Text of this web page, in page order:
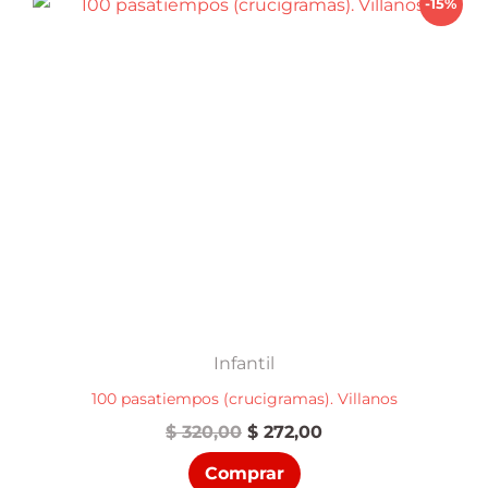
-15%
Infantil
100 pasatiempos (crucigramas). Villanos
$320,00 El
precio
original
$ 272,00El
Comprar